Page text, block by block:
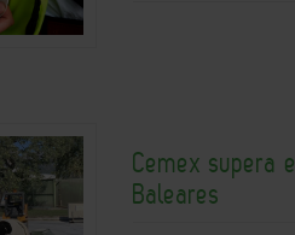
Cemex supera
Baleares